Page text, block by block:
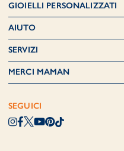
GIOIELLI PERSONALIZZATI
AIUTO
SERVIZI
MERCI MAMAN
SEGUICI